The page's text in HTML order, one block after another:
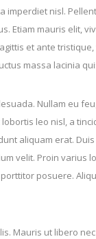
imperdiet nisl.
Etiam mauris elit,
et ante
massa lacinia
Nullam eu
leo nisl, a
aliquam erat.
velit. Proin varius
posuere.
Mauris ut libero